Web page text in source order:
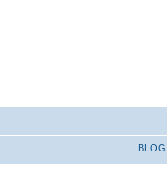
BLOG